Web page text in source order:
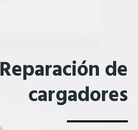
Reparación de
cargadores